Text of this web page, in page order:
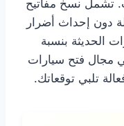
تشمل نسخ مفاتيح
دون إحداث أضرار
الحديثة بنسبة
تزيد عن 15 عامًا في مجال فتح سيارات
تلبي توقعاتك.